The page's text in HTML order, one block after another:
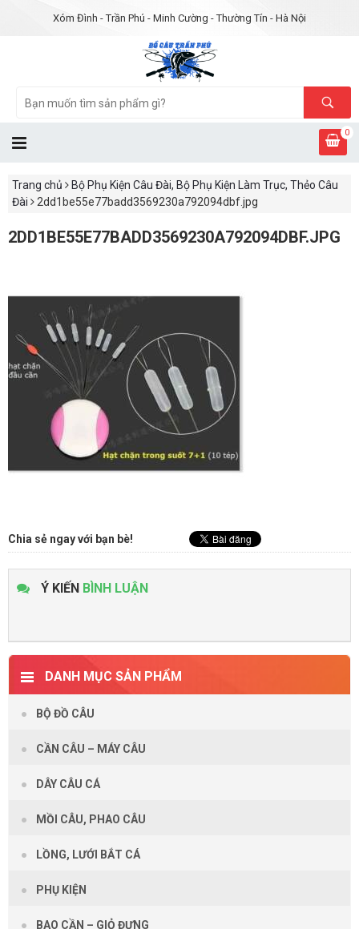
Xóm Đình - Trần Phú - Minh Cường - Thường Tín - Hà Nội
0
Trang chủ
Bộ Phụ Kiện Câu Đài, Bộ Phụ Kiện Làm Trục, Thẻo Câu
Đài
2dd1be55e77badd3569230a792094dbf.jpg
2DD1BE55E77BADD3569230A792094DBF.JPG
Chia sẻ ngay với bạn bè!
Ý KIẾN BÌNH LUẬN
DANH MỤC SẢN PHẨM
BỘ ĐỒ CÂU
CẦN CÂU – MÁY CÂU
DÂY CÂU CÁ
MỒI CÂU, PHAO CÂU
LỒNG, LƯỚI BẮT CÁ
PHỤ KIỆN
BAO CẦN – GIỎ ĐỰNG